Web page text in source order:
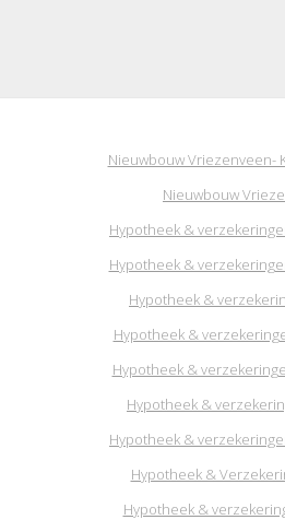
Nieuwbouw Vriezenveen-
Nieuwbouw
Hypotheek &
Hypotheek &
Hypotheek &
Hypotheek &
Hypotheek &
Hypotheek &
Hypotheek &
Hypotheek &
Hypotheek &